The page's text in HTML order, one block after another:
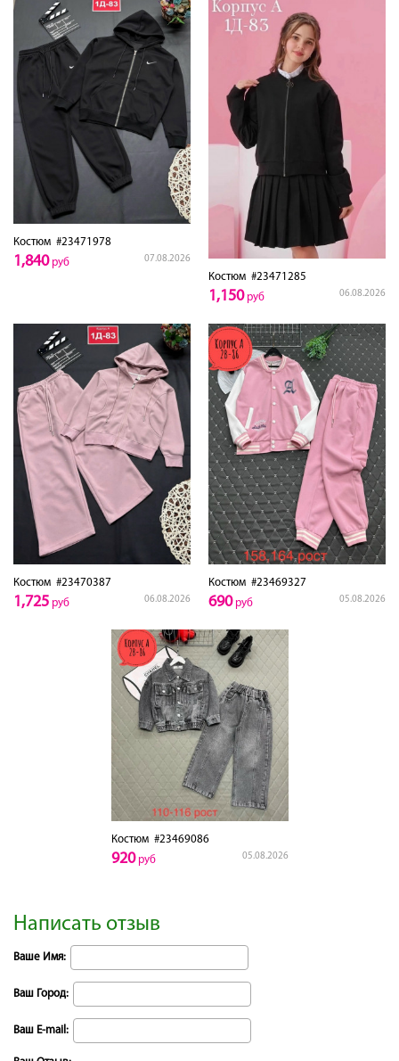
Костюм #23471978
07.08.2026
1,840руб
Костюм #23471285
06.08.2026
1,150руб
Костюм #23470387
06.08.2026
1,725 руб
Костюм #23469327
05.08.2026
690руб
Костюм#23469086
05.08.2026
920руб
Написать отзыв
Ваше Имя:
Ваш Город:
Ваш E-mail: